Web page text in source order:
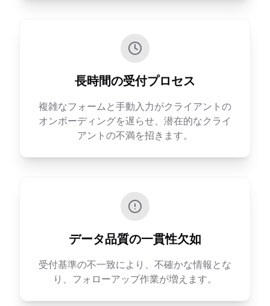
長時間の受付プロセス
複雑なフォームと手動入力がクライアントの
オンボーディングを遅らせ、潜在的なクライ
アントの不満を招きます。
データ品質の一貫性欠如
受付基準の不一致により、不確かな情報とな
り、フォローアップ作業が増えます。